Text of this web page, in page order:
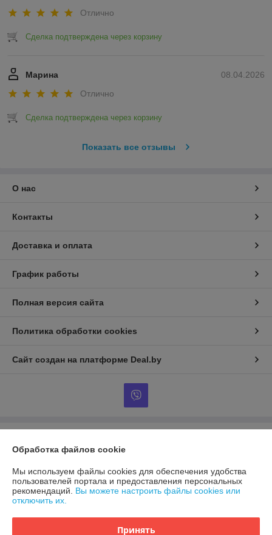
Отлично
Сделка подтверждена через корзину
08.04.2026
Марина
Отлично
Сделка подтверждена через корзину
Показать все отзывы
О нас
Контакты
Доставка и оплата
График работы
Полная версия сайта
Политика обработки cookies
Сайт создан на платформе Deal.by
220073 г. Минск, пр-т Пушкина д. 50 пом. 06/01
Регистрационный номер ЕГР: 192273227
Регистрационный орган: Минский городской исполнительный комитет
Обработка файлов cookie
Мы используем файлы cookies для обеспечения удобства
пользователей портала и предоставления персональных
рекомендаций. Вы можете настроить файлы cookies или
отключить их.
Принять